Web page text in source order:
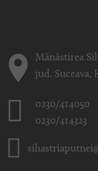
Mănăstirea
jud. Suceava,
0230/414050
0230/414323